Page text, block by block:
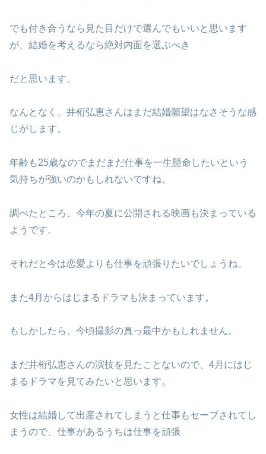
でも付き合うなら見た目だけで選んでもいいと思います
が、結婚を考えるなら絶対内面を選ぶべき
だと思います。
なんとなく、井桁弘恵さんはまだ結婚願望はなさそうな感
じがします。
年齢も25歳なのでまだまだ仕事を一生懸命したいという
気持ちが強いのかもしれないですね。
調べたところ、今年の夏に公開される映画も決まっている
ようです。
それだと今は恋愛よりも仕事を頑張りたいでしょうね。
また4月からはじまるドラマも決まっています。
もしかしたら、今頃撮影の真っ最中かもしれません。
まだ井桁弘恵さんの演技を見たことないので、4月にはじ
まるドラマを見てみたいと思います。
女性は結婚して出産されてしまうと仕事もセーブされてし
まうので、仕事があるうちは仕事を頑張